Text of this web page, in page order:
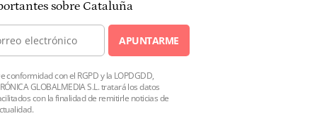
sobre Cataluña
APUNTARME
conformidad con el RGPD y la LOPDGDD,
GLOBALMEDIA S.L. tratará los datos
con la finalidad de remitirle noticias de